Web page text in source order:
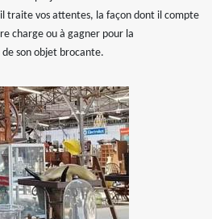
traite vos attentes, la façon dont il compte
charge ou à gagner pour la
son objet brocante.